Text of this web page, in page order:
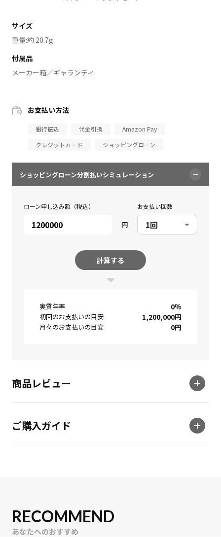
サイズ
重量:約 20.7g
付属品
メーカー箱／ギャランティ
お支払い方法
銀行振込 代金引換
Amazon Pay
クレジットカード
ショッピングローン
ショッピングローン分割払いシミュレーション
ローン申し込み額（税込）
円
お支払い回数
計算する
実質年率 0％
初回のお支払いの目安 1,200,000円
月々のお支払いの目安 0円
商品レビュー
ご購入ガイド
RECOMMEND
あなたへのおすすめ